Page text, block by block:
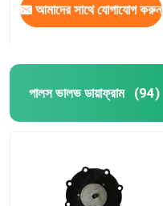
আমাদের সাথে যোগাযোগ করুন
পালস ভালভ ডায়াফ্রাম (94)